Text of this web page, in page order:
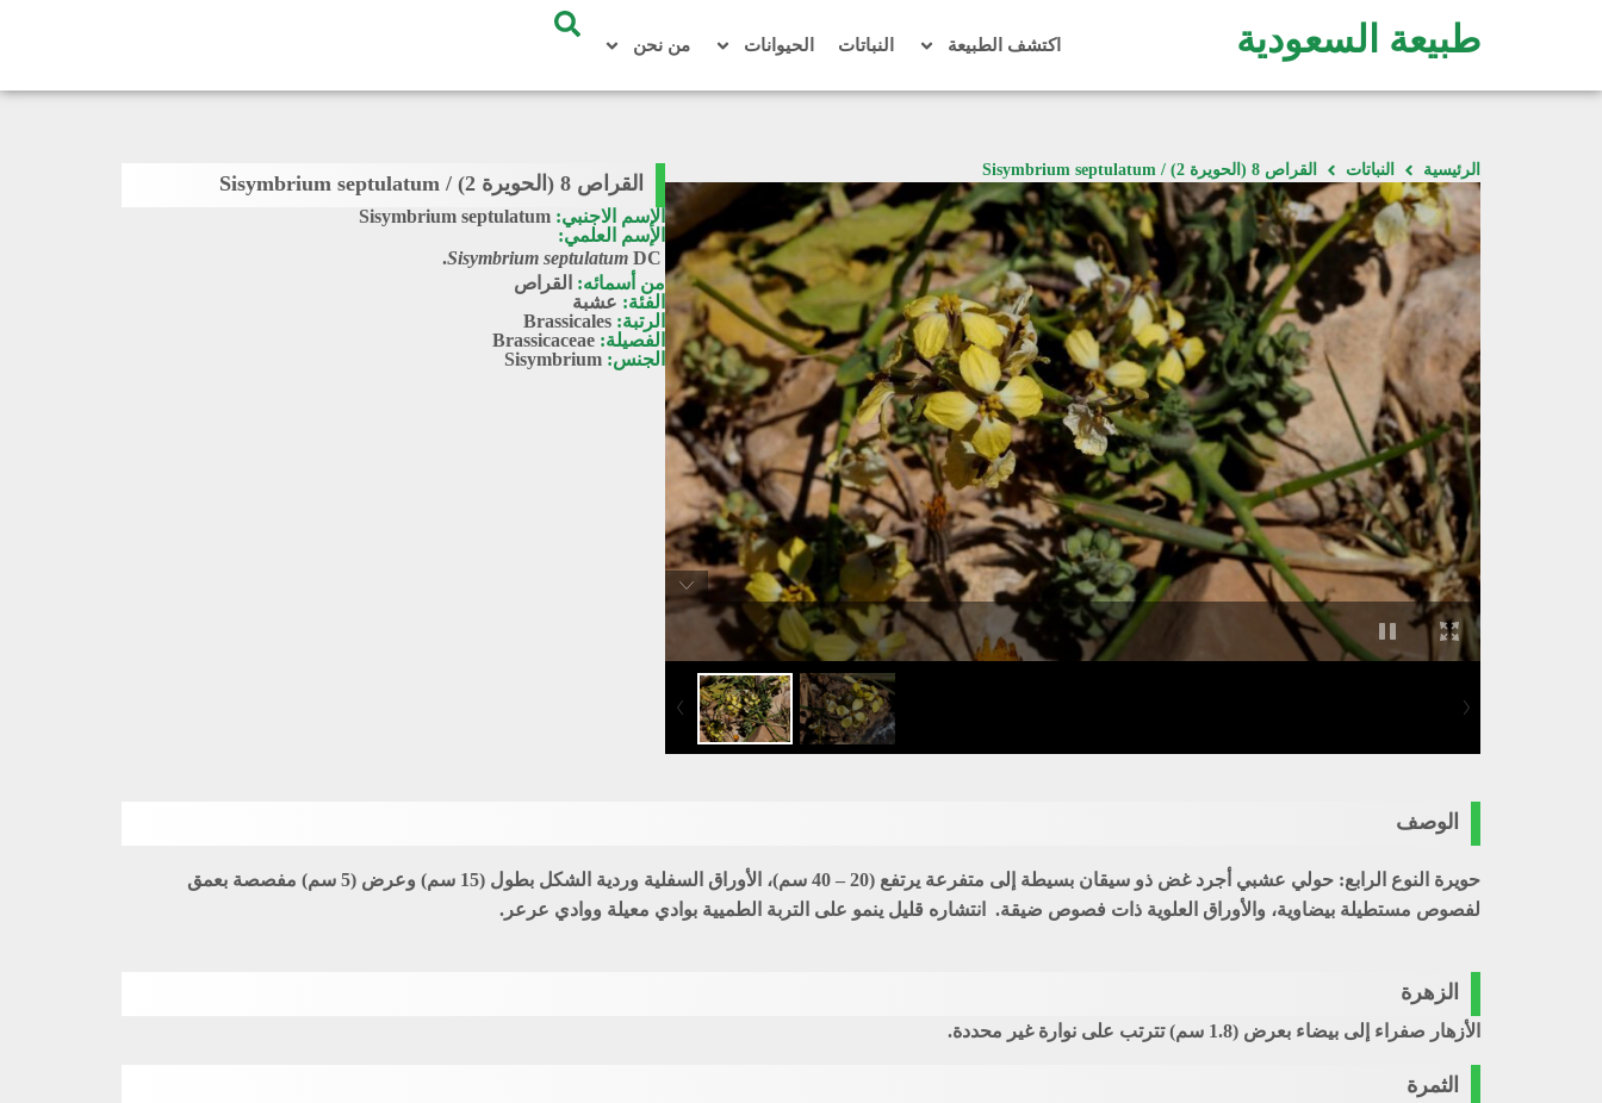
طبيعة السعودية اكتشف الطبيعة النباتات الحيوانات من نحن
الرئيسية النباتات القراص 8 (الحويرة 2) / Sisymbrium septulatum
القراص 8 (الحويرة 2) / Sisymbrium septulatum
الإسم الاجنبي: Sisymbrium septulatum
الإسم العلمي:
Sisymbrium septulatum DC.
من أسمائه: القراص
الفئة: عشبة
الرتبة: Brassicales
الفصيلة: Brassicaceae
الجنس: Sisymbrium
الوصف
حويرة النوع الرابع
: حولي عشبي أجرد غض ذو سيقان بسيطة إلى متفرعة يرتفع (20 – 40 سم)، الأوراق السفلية وردية الشكل بطول (15 سم) وعرض (5 سم) مفصصة بعمق
لفصوص مستطيلة بيضاوية، والأوراق العلوية ذات فصوص ضيقة. انتشاره قليل ينمو على التربة الطميية بوادي معيلة ووادي عرعر.
الزهرة
الأزهار صفراء إلى بيضاء بعرض (1.8 سم) تترتب على نوارة غير محددة.
الثمرة